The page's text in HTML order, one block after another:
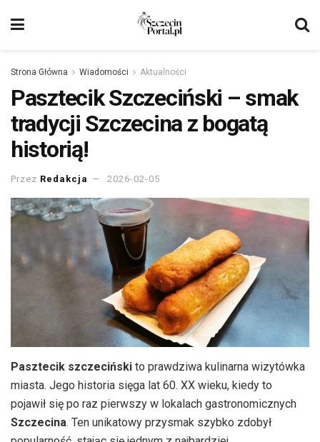
Strona Główna Wiadomości Aktualności
Pasztecik Szczeciński – smak
tradycji Szczecina z bogatą
historią!
Przez Redakcja 2026-02-05
Pasztecik szczeciński to prawdziwa kulinarna wizytówka
miasta. Jego historia sięga lat 60. XX wieku, kiedy to
pojawił się po raz pierwszy w lokalach gastronomicznych
Szczecina. Ten unikatowy przysmak szybko zdobył